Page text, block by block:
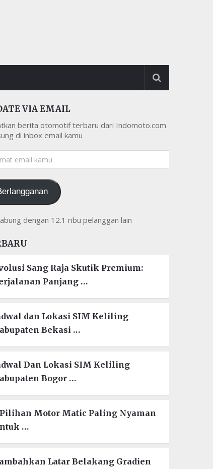
VIA EMAIL
berita otomotif terbaru dari Indomoto.com
di inbox email kamu
dengan 12.1 ribu pelanggan lain
Sang Raja Skutik Premium:
Panjang …
dan Lokasi SIM Keliling
Bekasi …
Dan Lokasi SIM Keliling
Bogor …
Motor Matic Paling Nyaman
…
Latar Belakang Gradien